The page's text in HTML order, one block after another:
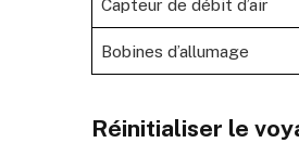
Capteur de débit d’air
Bobines d’allumage
Réinitialiser le